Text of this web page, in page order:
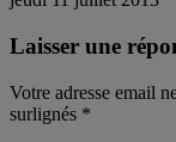
Laisser une
Votre adresse email
surlignés *